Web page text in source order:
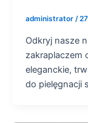
administrator /
Odkryj nasze
zakraplaczem
eleganckie,
do pielęgnacji